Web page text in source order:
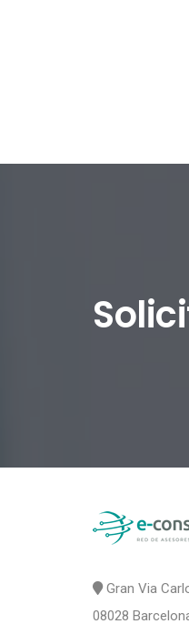
Gran Via
08028